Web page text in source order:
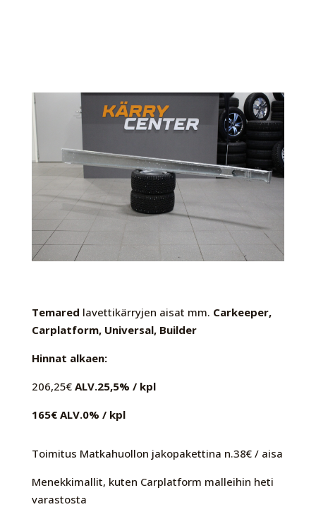
Temared lavettikärryjen aisat mm. Carkeeper,
Carplatform, Universal, Builder
Hinnat alkaen:
206,25€ ALV.25,5% / kpl
165€ ALV.0% / kpl
Toimitus Matkahuollon jakopakettina n.38€ / aisa
Menekkimallit, kuten Carplatform malleihin heti
varastosta